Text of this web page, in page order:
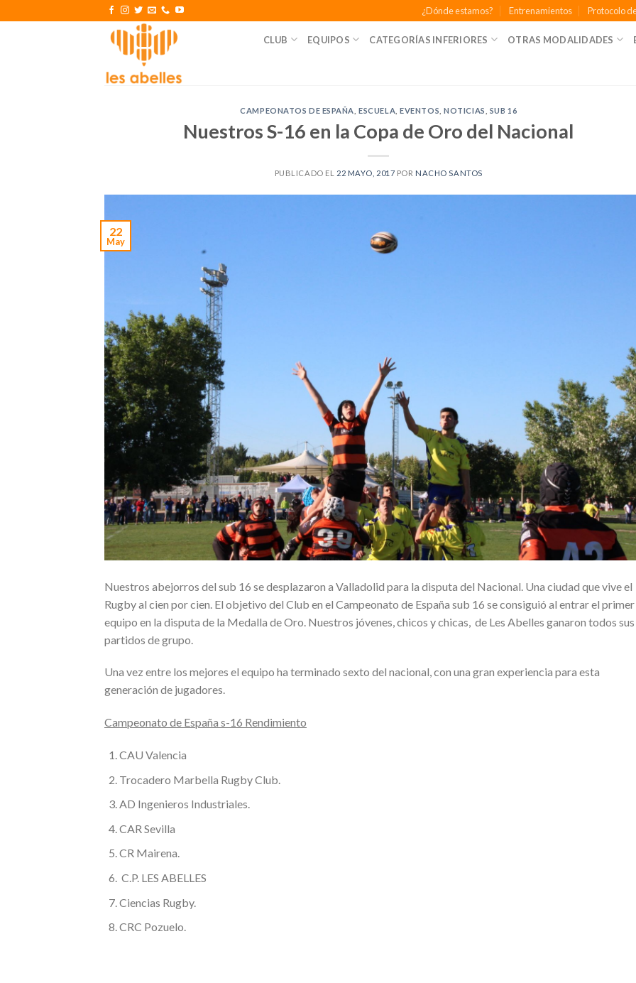
¿Dónde estamos? Entrenamientos Protocolo
CLUB EQUIPOS CATEGORÍAS INFERIORES OTRAS MODALIDADES
CAMPEONATOS DE ESPAÑA ,ESCUELA ,EVENTOS ,NOTICIAS SUB 16
Nuestros S-16 en la Copa de Oro del Nacional
PUBLICADO EL 22 MAYO, 2017 POR NACHO SANTOS
22
May
Nuestros abejorros del sub 16 se desplazaron a Valladolid para la disputa del Nacional. Una ciudad que vive el
Rugby al cien por cien. El objetivo del Club en el Campeonato de España sub 16 se consiguió al entrar el primer
equipo en la disputa de la Medalla de Oro. Nuestros jóvenes, chicos y chicas, de Les Abelles ganaron todos sus
partidos de grupo.
Una vez entre los mejores el equipo ha terminado sexto del nacional, con una gran experiencia para esta
generación de jugadores.
Campeonato de España s-16 Rendimiento
CAU Valencia
Trocadero Marbella Rugby Club.
AD Ingenieros Industriales.
CAR Sevilla
CR Mairena.
C.P. LES ABELLES
Ciencias Rugby.
CRC Pozuelo.